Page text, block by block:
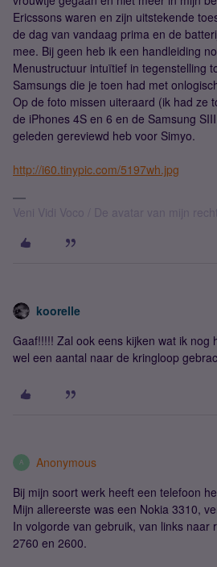
Ericssons waren en zijn uitstekende
de dag van vandaag prima en de
mee. Bij geen heb ik een handleiding
Menustructuur intuïtief in tegenstelling
Samsungs die je toen had met
Op de foto missen uiteraard (ik had ze
de iPhones 4S en 6 en de Samsung
geleden gereviewd heb voor Simyo.
http://i60.tinypic.com/5197wh.jpg
Veni Vidi Voco / De avatar van mijn
koorelle
Gaaf!!!!! Zal ook eens kijken wat ik nog
wel een aantal naar de kringloop
A Anonymous
Bij mijn soort werk heeft een telefoon
Mijn allereerste was een Nokia 3310,
In volgorde van gebruik, van links naar
2760 en 2600.